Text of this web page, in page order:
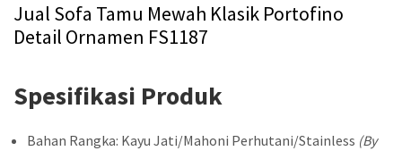
Jual Sofa Tamu Mewah Klasik Portofino
Detail Ornamen FS1187
Spesifikasi Produk
Bahan Rangka: Kayu Jati/Mahoni Perhutani/Stainless (By